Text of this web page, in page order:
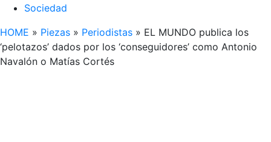
Sociedad
HOME » Piezas » Periodistas » EL MUNDO publica los
‘pelotazos’ dados por los ‘conseguidores’ como Antonio
Navalón o Matías Cortés